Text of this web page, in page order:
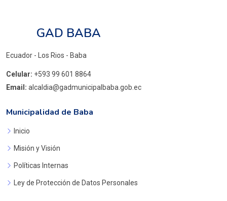
GAD BABA
Ecuador - Los Rios - Baba
Celular: +593 99 601 8864
Email: alcaldia@gadmunicipalbaba.gob.ec
Municipalidad de Baba
Inicio
Misión y Visión
Políticas Internas
Ley de Protección de Datos Personales